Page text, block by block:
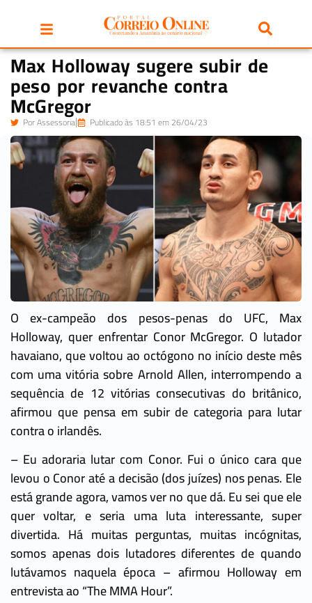
Max Holloway sugere subir de
peso por revanche contra
McGregor
PorAssessoria Publicado às 18:51 em 26/04/23
O ex-campeão dos pesos-penas do UFC, Max
Holloway, quer enfrentar Conor McGregor. O lutador
havaiano, que voltou ao octógono no início deste mês
com uma vitória sobre Arnold Allen, interrompendo a
sequência de 12 vitórias consecutivas do britânico,
afirmou que pensa em subir de categoria para lutar
contra o irlandês.
– Eu adoraria lutar com Conor. Fui o único cara que
levou o Conor até a decisão (dos juízes) nos penas. Ele
está grande agora, vamos ver no que dá. Eu sei que ele
quer voltar, e seria uma luta interessante, super
divertida. Há muitas perguntas, muitas incógnitas,
somos apenas dois lutadores diferentes de quando
lutávamos naquela época – afirmou Holloway em
entrevista ao “The MMA Hour”.